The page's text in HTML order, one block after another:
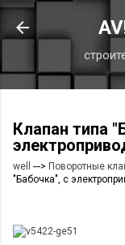
Клапан типа
well
---> Поворотные
"Бабочка", с